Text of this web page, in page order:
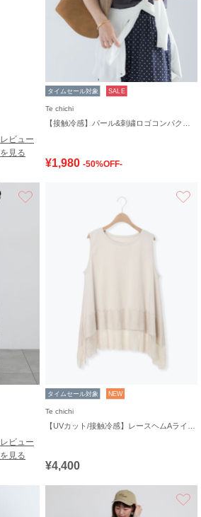
レビュー
を見る
タイムセール対象 SALE
Te chichi
¥1,980 -50%OFF-
レビュー
を見る
タイムセール対象 NEW
Te chichi
¥4,400